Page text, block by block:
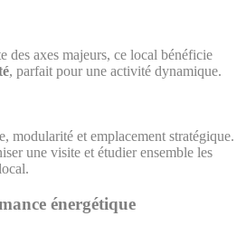
des axes majeurs, ce local bénéficie
, parfait pour une activité dynamique.
modularité et emplacement stratégique.
une visite et étudier ensemble les
énergétique